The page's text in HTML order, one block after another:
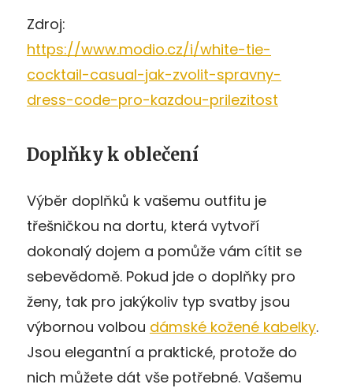
Zdroj:
https://www.modio.cz/i/white-tie-
cocktail-casual-jak-zvolit-spravny-
dress-code-pro-kazdou-prilezitost
Doplňky k oblečení
Výběr doplňků k vašemu outfitu je
třešničkou na dortu, která vytvoří
dokonalý dojem a pomůže vám cítit se
sebevědomě. Pokud jde o doplňky pro
ženy, tak pro jakýkoliv typ svatby jsou
výbornou volbou dámské kožené kabelky.
Jsou elegantní a praktické, protože do
nich můžete dát vše potřebné. Vašemu